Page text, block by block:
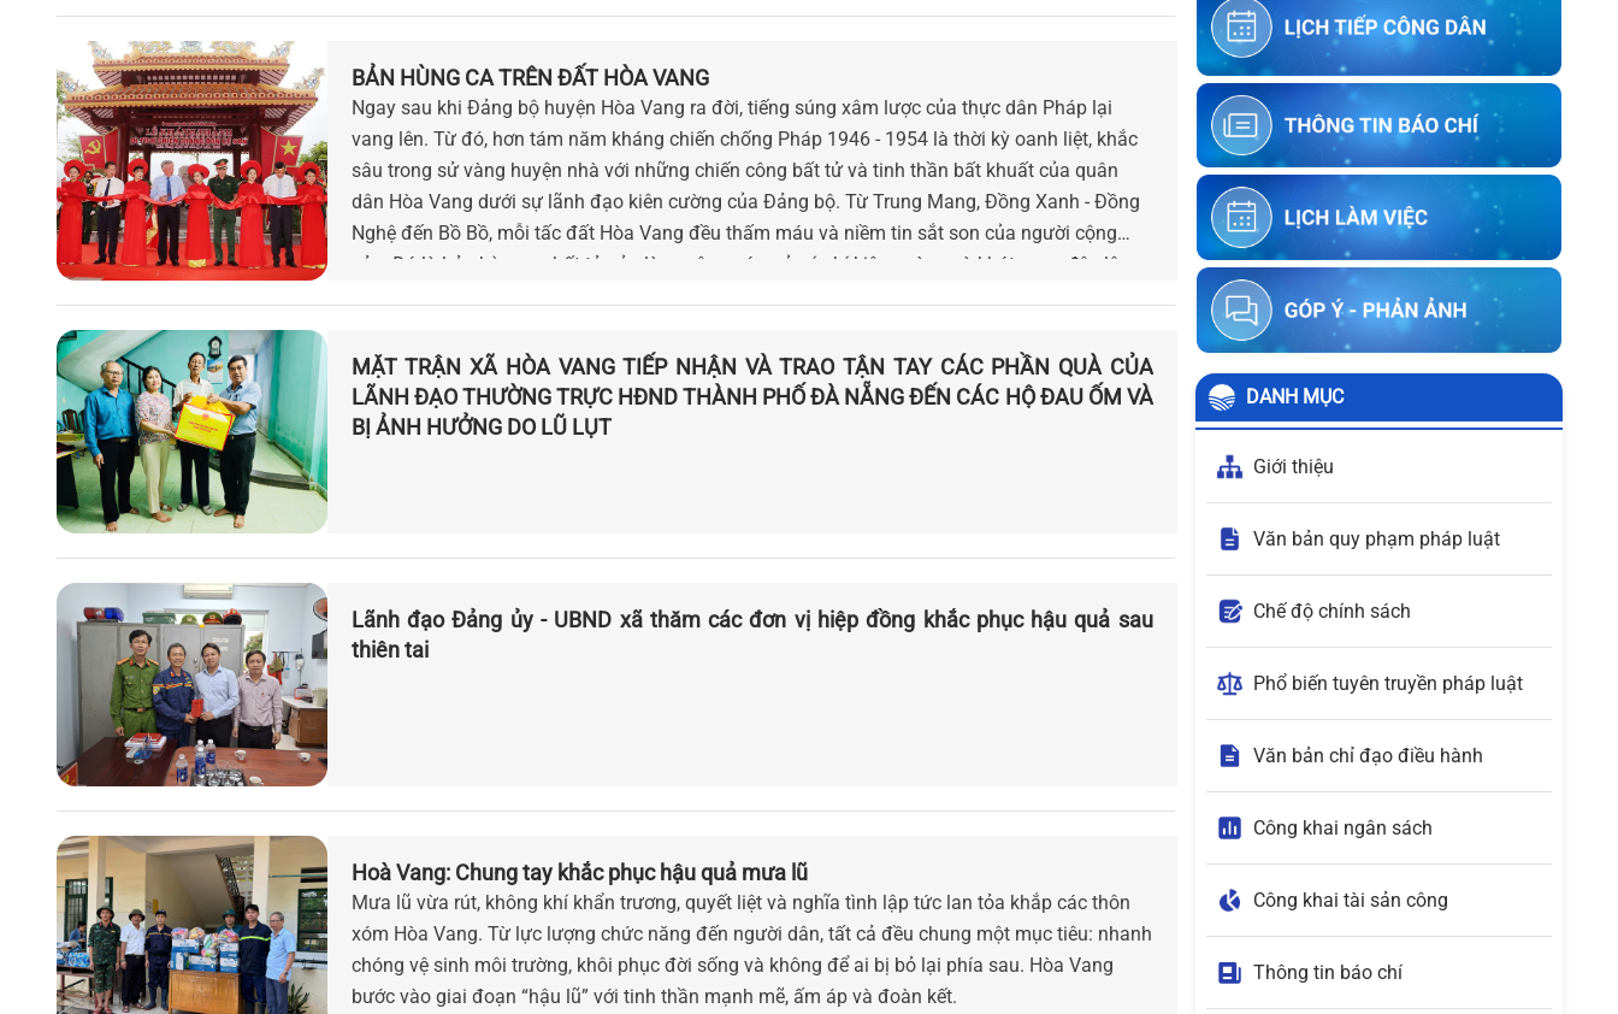
BẢN HÙNG CA TRÊN ĐẤT HÒA VANG
Ngay sau khi Đảng bộ huyện Hòa Vang ra đời, tiếng súng xâm lược của thực dân Pháp lại
vang lên. Từ đó, hơn tám năm kháng chiến chống Pháp 1946 - 1954 là thời kỳ oanh liệt, khắc
sâu trong sử vàng huyện nhà với những chiến công bất tử và tinh thần bất khuất của quân
dân Hòa Vang dưới sự lãnh đạo kiên cường của Đảng bộ. Từ Trung Mang, Đồng Xanh - Đồng
Nghệ đến Bồ Bồ, mỗi tấc đất Hòa Vang đều thấm máu và niềm tin sắt son của người cộng
sản. Đó là bản hùng ca bất tử của lòng yêu nước, của ý chí kiên cường và khát vọng độc lập.
MẶT TRẬN XÃ HÒA VANG TIẾP NHẬN VÀ TRAO TẬN TAY CÁC PHẦN QUÀ CỦA
LÃNH ĐẠO THƯỜNG TRỰC HĐND THÀNH PHỐ ĐÀ NẴNG ĐẾN CÁC HỘ ĐAU ỐM VÀ
BỊ ẢNH HƯỞNG DO LŨ LỤT
Lãnh đạo Đảng ủy - UBND xã thăm các đơn vị hiệp đồng khắc phục hậu quả sau
thiên tai
Hoà Vang: Chung tay khắc phục hậu quả mưa lũ
Mưa lũ vừa rút, không khí khẩn trương, quyết liệt và nghĩa tình lập tức lan tỏa khắp các thôn
xóm Hòa Vang. Từ lực lượng chức năng đến người dân, tất cả đều chung một mục tiêu: nhanh
chóng vệ sinh môi trường, khôi phục đời sống và không để ai bị bỏ lại phía sau. Hòa Vang
bước vào giai đoạn “hậu lũ” với tinh thần mạnh mẽ, ấm áp và đoàn kết.
Trần Hữu Phúc
Thông báo về việc kết thúc niêm yết
ký xác nhận ranh giới, mốc giới thửa
đất của người sử dụng đất liền kề với
ông Lưu Ngọc Biển
Thông báo về việc kết thúc niêm yết
ký xác nhận ranh giới, mốc giới thửa
đất của người sử dụng đất liền kề với
ông Lê Thái Sơn
DANH MỤC
Giới thiệu
Văn bản quy phạm pháp luật
Chế độ chính sách
Phổ biến tuyên truyền pháp luật
Văn bản chỉ đạo điều hành
Công khai ngân sách
Công khai tài sản công
Thông tin báo chí